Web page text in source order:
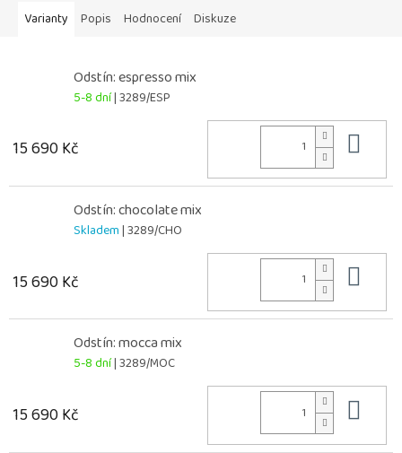
Varianty Popis Hodnocení Diskuze
Odstín: espresso mix
5-8 dní| 3289/ESP
15 690 Kč
Odstín: chocolate mix
Skladem| 3289/CHO
15 690 Kč
Odstín: mocca mix
5-8 dní| 3289/MOC
15 690 Kč